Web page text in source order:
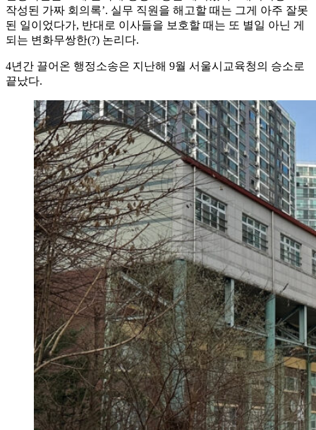
작성된 가짜 회의록’. 실무 직원을 해고할 때는 그게 아주 잘못
된 일이었다가, 반대로 이사들을 보호할 때는 또 별일 아닌 게
되는 변화무쌍한(?) 논리다.
4년간 끌어온 행정소송은 지난해 9월 서울시교육청의 승소로
끝났다.